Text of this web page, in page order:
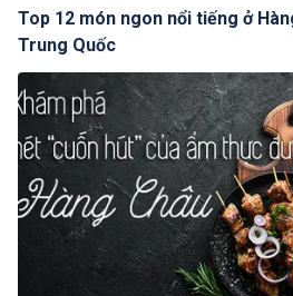
Top 12 món ngon nổi tiếng ở
Trung Quốc